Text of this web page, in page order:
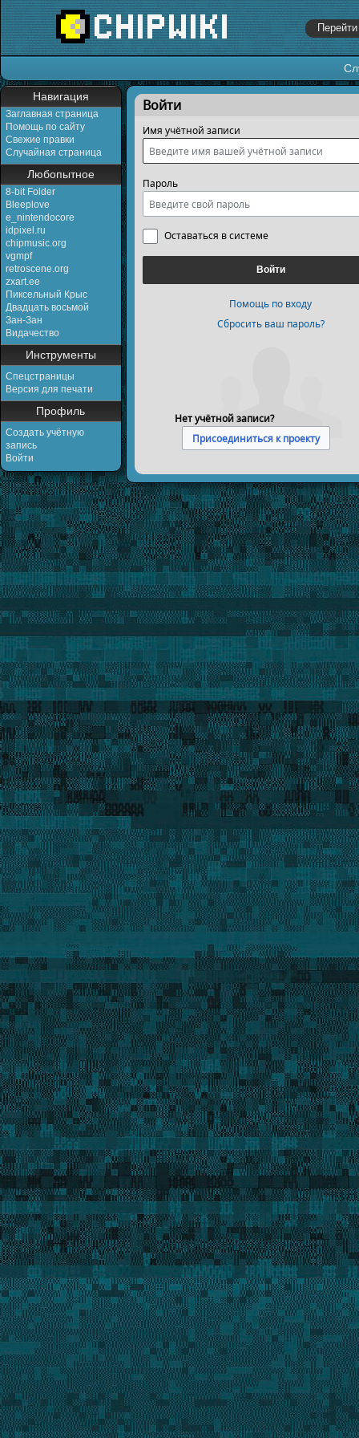
Навигация
Заглавная страница
Помощь по сайту
Свежие правки
Случайная страница
Любопытное
8-bit Folder
Bleeplove
e_nintendocore
idpixel.ru
chipmusic.org
vgmpf
retroscene.org
zxart.ee
Пиксельный Крыс
Двадцать восьмой
Зан-Зан
Видачество
Инструменты
Спецстраницы
Версия для печати
Профиль
Создать учётную
запись
Войти
Перейти к:навигация,поиск
Войти
Имя учётной записи
Пароль
Оставаться в системе
Войти
Помощь по входу
Сбросить ваш пароль?
Нет учётной записи?
Присоединиться к проекту